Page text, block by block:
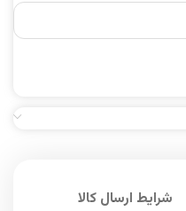
شرایط ارسال کالا